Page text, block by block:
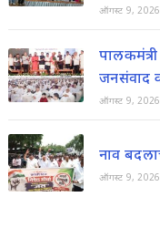
ऑगस्ट 9, 2026
जनसंवाद
ऑगस्ट 9, 2026
नाव
ऑगस्ट 9, 2026